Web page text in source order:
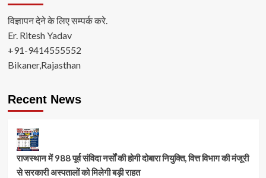
विज्ञापन देने के लिए सम्पर्क करे.
Er. Ritesh Yadav
+91-9414555552
Bikaner,Rajasthan
Recent News
राजस्थान में 988 पूर्व संविदा नर्सों की होगी दोबारा नियुक्ति, वित्त विभाग की मंजूरी
से सरकारी अस्पतालों को मिलेगी बड़ी राहत